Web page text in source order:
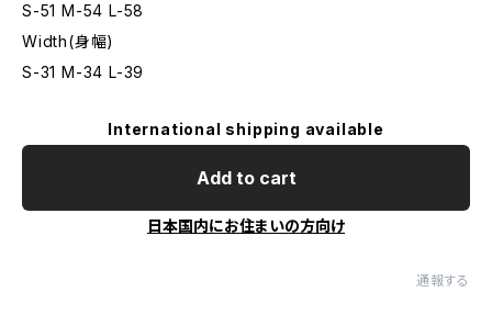
S-51 M-54 L-58
Width(身幅)
S-31 M-34 L-39
International shipping available
Add to cart
日本国内にお住まいの方向け
通報する